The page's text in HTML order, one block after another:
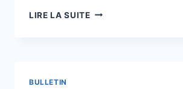
LIRE LA SUITEOCTOBRE
BULLETIN